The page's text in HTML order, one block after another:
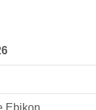
Ebikon